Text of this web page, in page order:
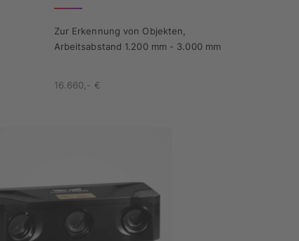
Zur Erkennung von Objekten,
Arbeitsabstand 1.200 mm - 3.000 mm
16.660,- €